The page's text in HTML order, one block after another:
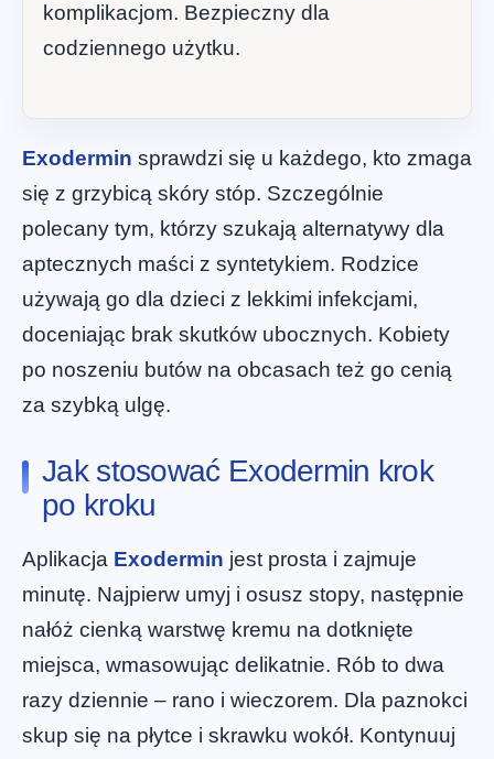
komplikacjom. Bezpieczny dla
codziennego użytku.
Exodermin sprawdzi się u każdego, kto zmaga
się z grzybicą skóry stóp. Szczególnie
polecany tym, którzy szukają alternatywy dla
aptecznych maści z syntetykiem. Rodzice
używają go dla dzieci z lekkimi infekcjami,
doceniając brak skutków ubocznych. Kobiety
po noszeniu butów na obcasach też go cenią
za szybką ulgę.
Jak stosować Exodermin krok
po kroku
Aplikacja Exodermin jest prosta i zajmuje
minutę. Najpierw umyj i osusz stopy, następnie
nałóż cienką warstwę kremu na dotknięte
miejsca, wmasowując delikatnie. Rób to dwa
razy dziennie – rano i wieczorem. Dla paznokci
skup się na płytce i skrawku wokół. Kontynuuj